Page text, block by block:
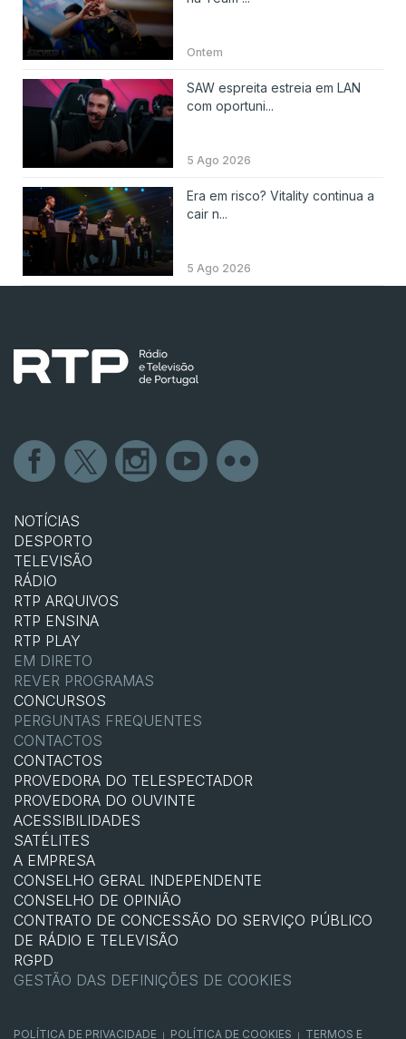
Ontem
SAW espreita estreia em LAN
com oportuni...
5 Ago 2026
Era em risco? Vitality continua a
cair n...
5 Ago 2026
NOTÍCIAS
DESPORTO
TELEVISÃO
RÁDIO
RTP ARQUIVOS
RTP ENSINA
RTP PLAY
EM DIRETO
REVER PROGRAMAS
CONCURSOS
PERGUNTAS FREQUENTES
CONTACTOS
CONTACTOS
PROVEDORA DO TELESPECTADOR
PROVEDORA DO OUVINTE
ACESSIBILIDADES
SATÉLITES
A EMPRESA
CONSELHO GERAL INDEPENDENTE
CONSELHO DE OPINIÃO
CONTRATO DE CONCESSÃO DO SERVIÇO PÚBLICO
DE RÁDIO E TELEVISÃO
RGPD
GESTÃO DAS DEFINIÇÕES DE COOKIES
POLÍTICA DE PRIVACIDADE POLÍTICA DE COOKIES TERMOS E